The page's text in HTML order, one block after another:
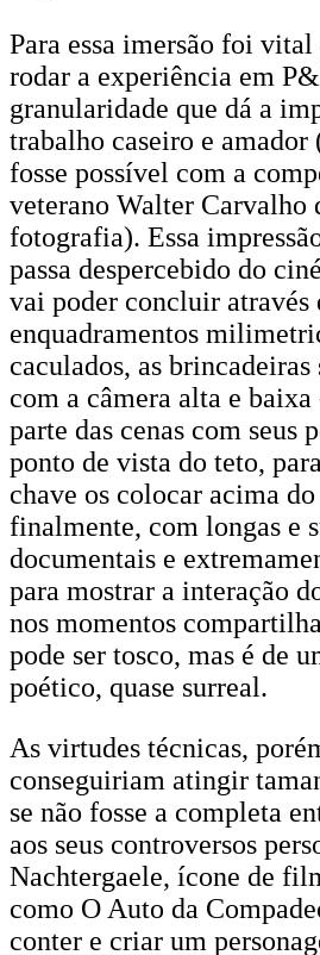
Para essa imersão foi vital
rodar a experiência em
granularidade que dá a
trabalho caseiro e amador
fosse possível com a
veterano Walter Carvalho
fotografia). Essa
passa despercebido do
vai poder concluir através
enquadramentos
caculados, as
com a câmera alta e
parte das cenas com seus
ponto de vista do teto,
chave os colocar acima
finalmente, com longas e
documentais e
para mostrar a interação
nos momentos
pode ser tosco, mas é de
poético, quase surreal.
As virtudes técnicas,
conseguiriam atingir
se não fosse a completa
aos seus controversos
Nachtergaele, ícone de
como O Auto da
conter e criar um